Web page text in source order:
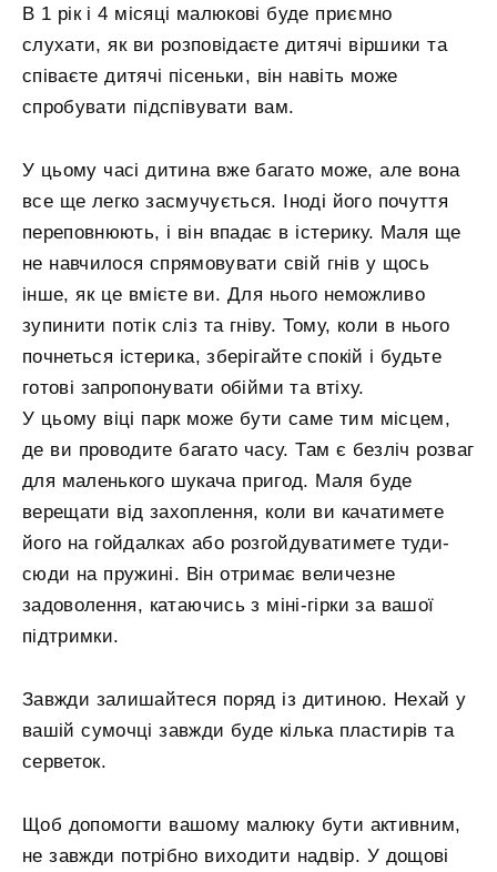
В 1 рік і 4 місяці малюкові буде приємно
слухати, як ви розповідаєте дитячі віршики та
співаєте дитячі пісеньки, він навіть може
спробувати підспівувати вам.
У цьому часі дитина вже багато може, але вона
все ще легко засмучується. Іноді його почуття
переповнюють, і він впадає в істерику. Маля ще
не навчилося спрямовувати свій гнів у щось
інше, як це вмієте ви. Для нього неможливо
зупинити потік сліз та гніву. Тому, коли в нього
почнеться істерика, зберігайте спокій і будьте
готові запропонувати обійми та втіху.
У цьому віці парк може бути саме тим місцем,
де ви проводите багато часу. Там є безліч розваг
для маленького шукача пригод. Маля буде
верещати від захоплення, коли ви качатимете
його на гойдалках або розгойдуватимете туди-
сюди на пружині. Він отримає величезне
задоволення, катаючись з міні-гірки за вашої
підтримки.
Завжди залишайтеся поряд із дитиною. Нехай у
вашій сумочці завжди буде кілька пластирів та
серветок.
Щоб допомогти вашому малюку бути активним,
не завжди потрібно виходити надвір. У дощові